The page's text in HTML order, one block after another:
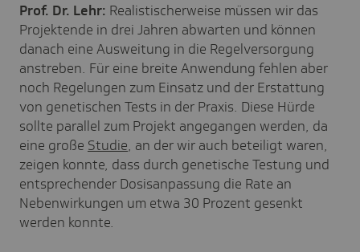
Prof. Dr. Lehr: Realistischerweise müssen wir das
Projektende in drei Jahren abwarten und können
danach eine Ausweitung in die Regelversorgung
anstreben. Für eine breite Anwendung fehlen aber
noch Regelungen zum Einsatz und der Erstattung
von genetischen Tests in der Praxis. Diese Hürde
sollte parallel zum Projekt angegangen werden, da
eine große Studie, an der wir auch beteiligt waren,
zeigen konnte, dass durch genetische Testung und
entsprechender Dosisanpassung die Rate an
Nebenwirkungen um etwa 30 Prozent gesenkt
werden konnte.